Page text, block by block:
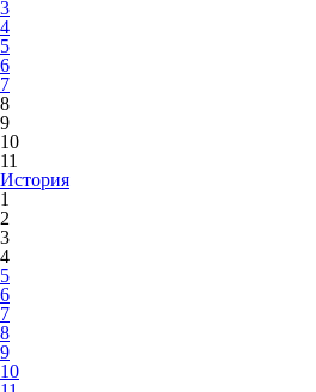
3
4
5
6
7
8
9
10
11
История
1
2
3
4
5
6
7
8
9
10